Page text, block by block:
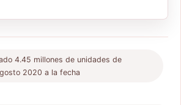
4.45 millones de unidades de
2020 a la fecha